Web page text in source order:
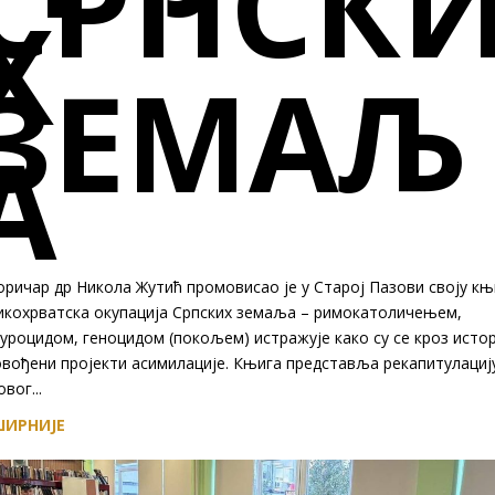
др Никола Жутић промовисао је у Старој Пазови своју
окупација Српских земаља – римокатоличењем,
геноцидом (покољем) истражује како су се кроз
пројекти асимилације. Књига представља